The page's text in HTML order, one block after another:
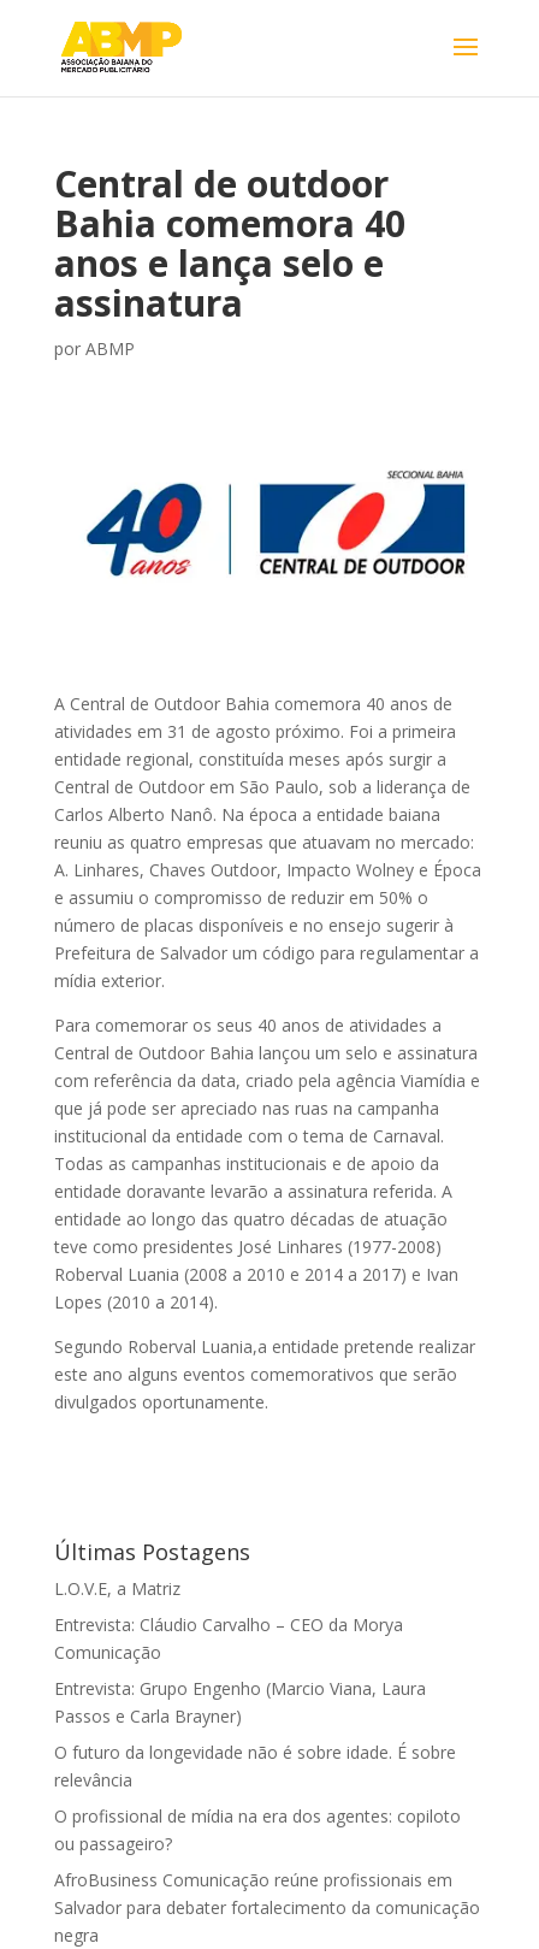
Central de outdoor
Bahia comemora 40
anos e lança selo e
assinatura
por ABMP
A Central de Outdoor Bahia comemora 40 anos de
atividades em 31 de agosto próximo. Foi a primeira
entidade regional, constituída meses após surgir a
Central de Outdoor em São Paulo, sob a liderança de
Carlos Alberto Nanô. Na época a entidade baiana
reuniu as quatro empresas que atuavam no mercado:
A. Linhares, Chaves Outdoor, Impacto Wolney e Época
e assumiu o compromisso de reduzir em 50% o
número de placas disponíveis e no ensejo sugerir à
Prefeitura de Salvador um código para regulamentar a
mídia exterior.
Para comemorar os seus 40 anos de atividades a
Central de Outdoor Bahia lançou um selo e assinatura
com referência da data, criado pela agência Viamídia e
que já pode ser apreciado nas ruas na campanha
institucional da entidade com o tema de Carnaval.
Todas as campanhas institucionais e de apoio da
entidade doravante levarão a assinatura referida. A
entidade ao longo das quatro décadas de atuação
teve como presidentes José Linhares (1977-2008)
Roberval Luania (2008 a 2010 e 2014 a 2017) e Ivan
Lopes (2010 a 2014).
Segundo Roberval Luania,a entidade pretende realizar
este ano alguns eventos comemorativos que serão
divulgados oportunamente.
Últimas Postagens
L.O.V.E, a Matriz
Entrevista: Cláudio Carvalho – CEO da Morya
Comunicação
Entrevista: Grupo Engenho (Marcio Viana, Laura
Passos e Carla Brayner)
O futuro da longevidade não é sobre idade. É sobre
relevância
O profissional de mídia na era dos agentes: copiloto
ou passageiro?
AfroBusiness Comunicação reúne profissionais em
Salvador para debater fortalecimento da comunicação
negra